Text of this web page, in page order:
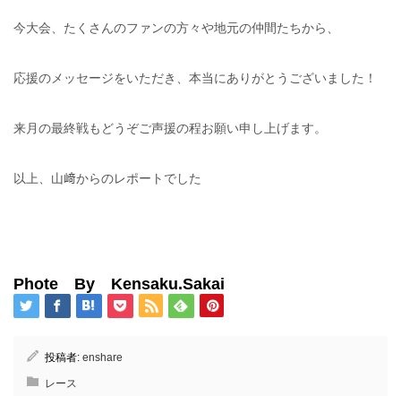
今大会、たくさんのファンの方々や地元の仲間たちから、
応援のメッセージをいただき、本当にありがとうございました！
来月の最終戦もどうぞご声援の程お願い申し上げます。
以上、山﨑からのレポートでした
Phote By Kensaku.Sakai
投稿者: enshare
レース